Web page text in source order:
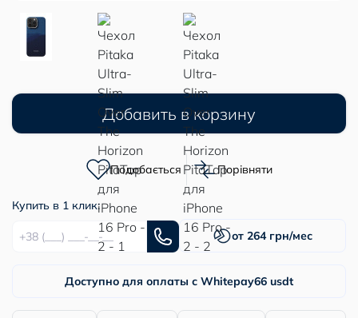
Добавить в корзину
Подобається Порівняти
Купить в 1 клик:
от 264 грн/мес
Доступно для оплаты с Whitepay66 usdt